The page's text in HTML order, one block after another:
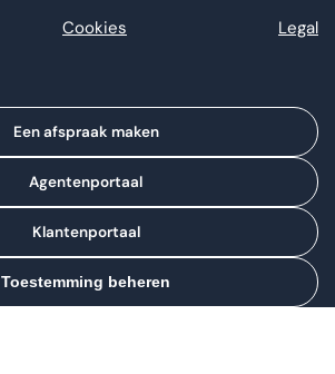
Cookies Legal
Een afspraak maken
Agentenportaal
Klantenportaal
Toestemming beheren